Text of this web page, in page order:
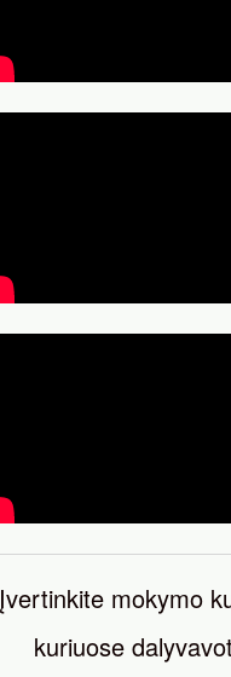
Įvertinkite mokymo
kuriuose